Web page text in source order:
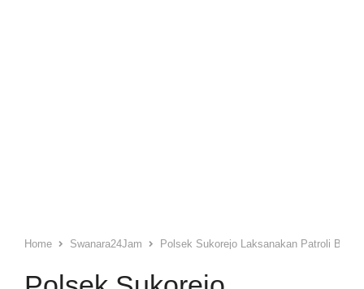
Home Swanara24Jam Polsek Sukorejo Laksanakan Patroli Blue